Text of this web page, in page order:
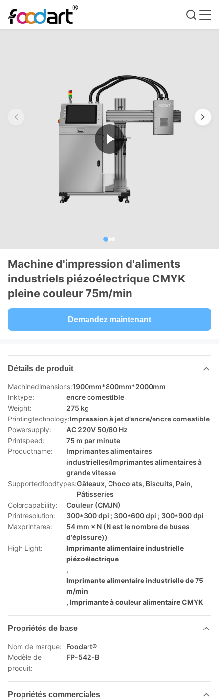
Machine d'impression d'aliments
industriels piézoélectrique CMYK
pleine couleur 75m/min
Demandez maintenant
Détails de produit
Machinedimensions:1900mm*800mm*2000mm
Inktype:
encre comestible
Weight:
275 kg
Printingtechnology:Impression à jet d'encre/encre comestible
Powersupply:
AC 220V 50/60 Hz
Printspeed:
75 m par minute
Productname:
Imprimantes alimentaires
industrielles/Imprimantes alimentaires à
grande vitesse
Supportedfoodtypes:Gâteaux, Chocolats, Biscuits, Pain,
Pâtisseries
Colorcapability:
Couleur (CMJN)
Printresolution:
300*300 dpi ; 300*600 dpi ; 300*900 dpi
Maxprintarea:
54 mm × N (N est le nombre de buses
d'épissure))
High Light:
Imprimante alimentaire industrielle
piézoélectrique
,
Imprimante alimentaire industrielle de 75
m/min
, Imprimante à couleur alimentaire CMYK
Propriétés de base
Nom de marque:
Foodart®
Modèle de
produit:
FP-542-B
Propriétés commerciales